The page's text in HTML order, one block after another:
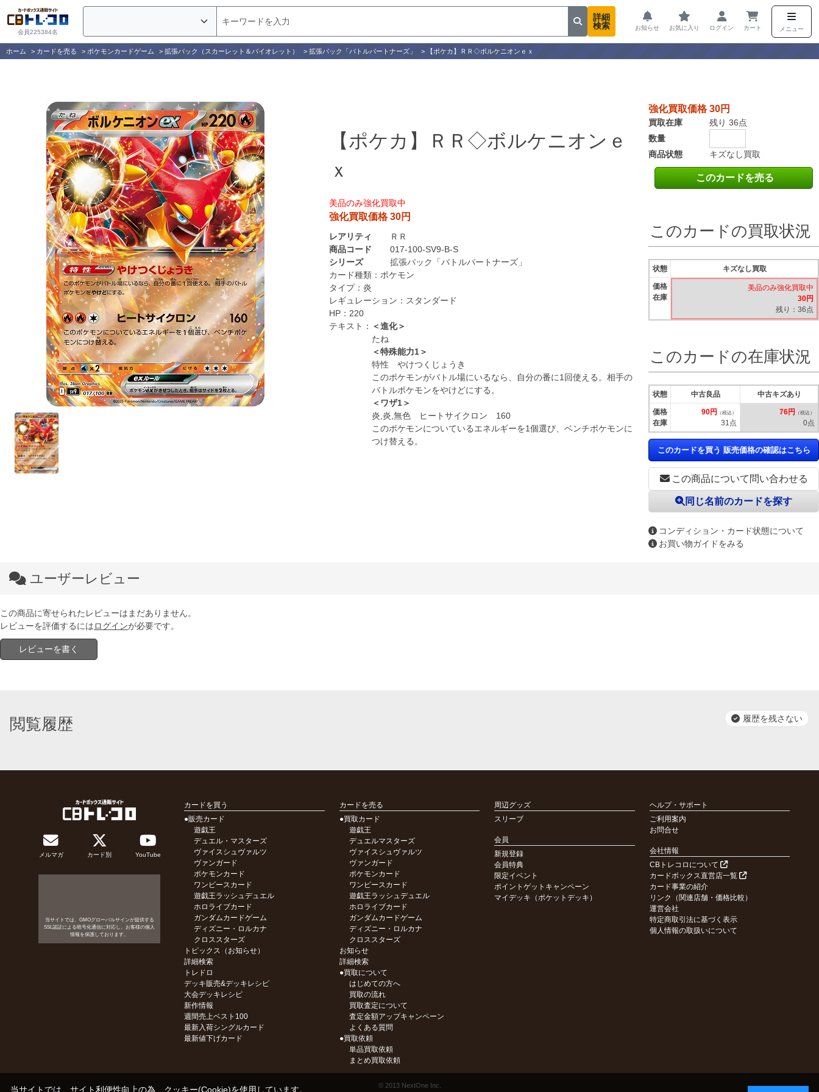
会員225384名
詳細
検索
お知らせ お気に入り ログイン カート メニュー
ホーム > カードを売る > ポケモンカードゲーム > 拡張パック（スカーレット＆バイオレット） > 拡張パック「バトルパートナーズ」 > 【ポケカ】ＲＲ◇ボルケニオンｅｘ
【ポケカ】ＲＲ◇ボルケニオンｅ
ｘ
美品のみ強化買取中
強化買取価格 30円
レアリティ
ＲＲ
商品コード
017-100-SV9-B-S
シリーズ
拡張パック「バトルパートナーズ」
カード種類： ポケモン
タイプ： 炎
レギュレーション： スタンダード
HP： 220
テキスト： ＜進化＞
たね
＜特殊能力1＞
特性 やけつくじょうき
このポケモンがバトル場にいるなら、自分の番に1回使える。相手の
バトルポケモンをやけどにする。
＜ワザ1＞
炎,炎,無色 ヒートサイクロン 160
このポケモンについているエネルギーを1個選び、ベンチポケモンに
つけ替える。
強化買取価格 30円
商品状態 キズなし買取
買取在庫
残り 36点
数量
このカードを売る
この商品について問い合わせる
同じ名前のカードを探す
コンディション・カード状態について
お買い物ガイドをみる
このカードの買取状況
状態
価格
在庫
キズなし買取
美品のみ強化買取中
30円
残り：36点
このカードの在庫状況
状態
価格
在庫
中古良品
90円 （税込）
31点
中古キズあり
76円 （税込）
0点
このカードを買う 販売価格の確認はこちら
ユーザーレビュー
この商品に寄せられたレビューはまだありません。
レビューを評価するにはログインが必要です。
レビューを書く
閲覧履歴 履歴を残さない
メルマガ カード別 YouTube
当サイトでは、GMOグローバルサインが提供する
SSL認証による暗号化通信に対応し、お客様の個人
情報を保護しております。
カードを買う
●販売カード
遊戯王
デュエル・マスターズ
ヴァイスシュヴァルツ
ヴァンガード
ポケモンカード
ワンピースカード
遊戯王ラッシュデュエル
ホロライブカード
ガンダムカードゲーム
ディズニー・ロルカナ
クロススターズ
トピックス（お知らせ）
詳細検索
トレドロ
デッキ販売&デッキレシピ
大会デッキレシピ
新作情報
週間売上ベスト100
最新入荷シングルカード
最新値下げカード
カードを売る
●買取カード
遊戯王
デュエルマスターズ
ヴァイスシュヴァルツ
ヴァンガード
ポケモンカード
ワンピースカード
遊戯王ラッシュデュエル
ホロライブカード
ガンダムカードゲーム
ディズニー・ロルカナ
クロススターズ
お知らせ
詳細検索
●買取について
はじめての方へ
買取の流れ
買取査定について
査定金額アップキャンペーン
よくある質問
●買取依頼
単品買取依頼
まとめ買取依頼
周辺グッズ
スリーブ
会員
新規登録
会員特典
限定イベント
ポイントゲットキャンペーン
マイデッキ（ポケットデッキ）
ヘルプ・サポート
ご利用案内
お問合せ
会社情報
CBトレコロについて
カードボックス直営店一覧
カード事業の紹介
リンク（関連店舗・価格比較）
運営会社
特定商取引法に基づく表示
個人情報の取扱いについて
© 2013 NextOne Inc.
当サイトでは、サイト利便性向上の為、クッキー(Cookie)を使用しています。